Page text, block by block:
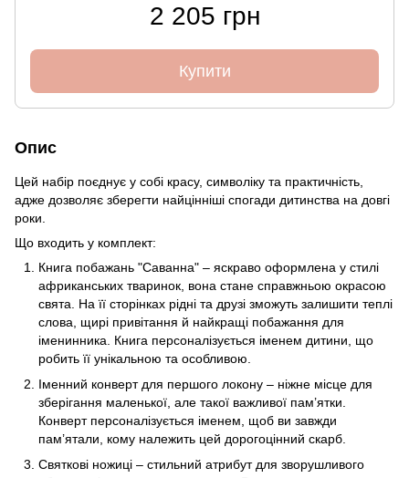
2 205 грн
Купити
Опис
Цей набір поєднує у собі красу, символіку та практичність,
адже дозволяє зберегти найцінніші спогади дитинства на довгі
роки.
Що входить у комплект:
Книга побажань "Саванна" – яскраво оформлена у стилі
африканських тваринок, вона стане справжньою окрасою
свята. На її сторінках рідні та друзі зможуть залишити теплі
слова, щирі привітання й найкращі побажання для
іменинника. Книга персоналізується іменем дитини, що
робить її унікальною та особливою.
Іменний конверт для першого локону – ніжне місце для
зберігання маленької, але такої важливої пам’ятки.
Конверт персоналізується іменем, щоб ви завжди
пам’ятали, кому належить цей дорогоцінний скарб.
Святкові ножиці – стильний атрибут для зворушливого